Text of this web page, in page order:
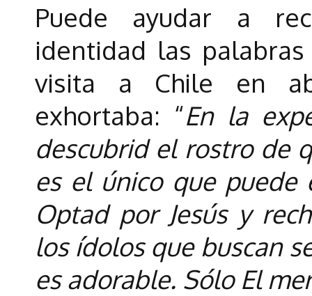
Puede ayudar a
identidad las
visita a Chile en
exhortaba: “En la
descubrid el rostro de
es el único que
Optad por Jesús y
los ídolos que buscan
es adorable. Sólo El